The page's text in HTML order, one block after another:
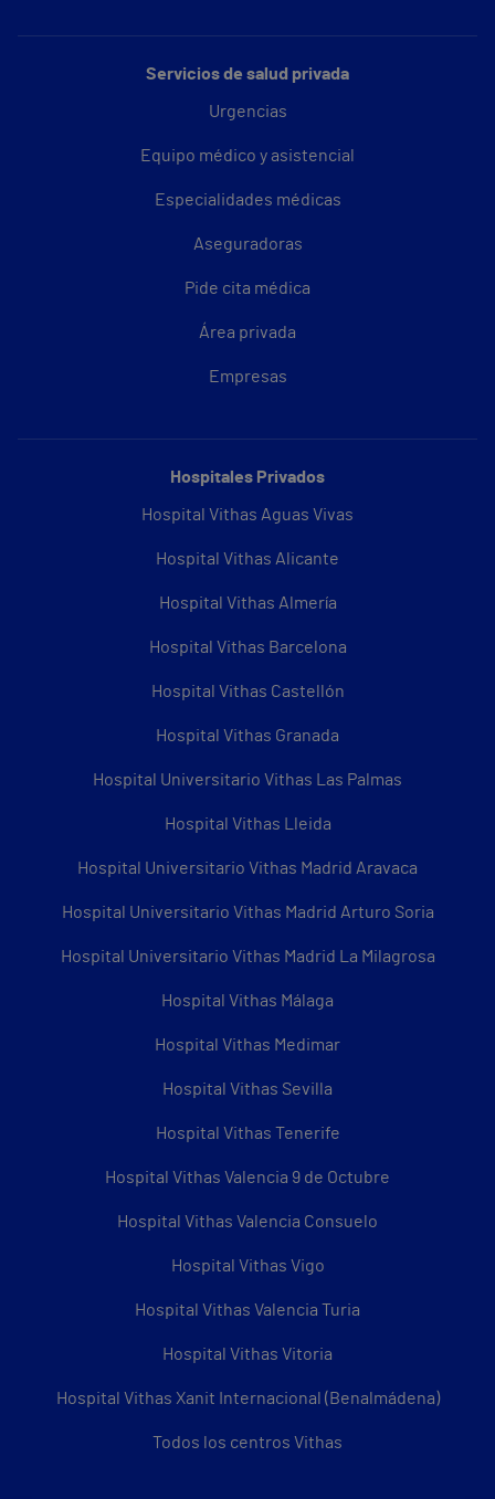
Servicios de salud privada
Urgencias
Equipo médico y asistencial
Especialidades médicas
Aseguradoras
Pide cita médica
Área privada
Empresas
Hospitales Privados
Hospital Vithas Aguas Vivas
Hospital Vithas Alicante
Hospital Vithas Almería
Hospital Vithas Barcelona
Hospital Vithas Castellón
Hospital Vithas Granada
Hospital Universitario Vithas Las Palmas
Hospital Vithas Lleida
Hospital Universitario Vithas Madrid Aravaca
Hospital Universitario Vithas Madrid Arturo Soria
Hospital Universitario Vithas Madrid La Milagrosa
Hospital Vithas Málaga
Hospital Vithas Medimar
Hospital Vithas Sevilla
Hospital Vithas Tenerife
Hospital Vithas Valencia 9 de Octubre
Hospital Vithas Valencia Consuelo
Hospital Vithas Vigo
Hospital Vithas Valencia Turia
Hospital Vithas Vitoria
Hospital Vithas Xanit Internacional (Benalmádena)
Todos los centros Vithas